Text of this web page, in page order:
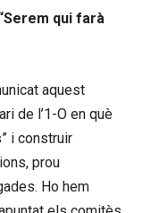
qui farà
aquest
de l’1-O en què
i construir
prou
Ho hem